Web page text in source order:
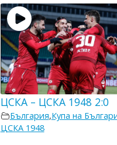
ЦСКА – ЦСКА 1948 2:0
България,Купа на
ЦСКА 1948